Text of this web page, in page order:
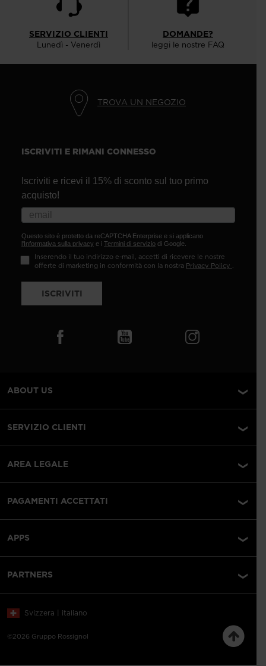
SERVIZIO CLIENTI
Lunedì - Venerdì
DOMANDE?
leggi le nostre FAQ
TROVA UN NEGOZIO
ISCRIVITI E RIMANI CONNESSO
Iscriviti e ricevi il 15% di sconto sul tuo primo
acquisto!
Questo sito è protetto da reCAPTCHA Enterprise e si applicano
l'Informativa sulla privacy e i Termini di servizio di Google.
Inserendo il tuo indirizzo e-mail, accetti di ricevere le nostre
offerte di marketing in conformità con la nostra Privacy Policy .
ISCRIVITI
ABOUT US
SERVIZIO CLIENTI
AREA LEGALE
PAGAMENTI ACCETTATI
APPS
PARTNERS
©2026 Gruppo Rossignol
Svizzera | italiano